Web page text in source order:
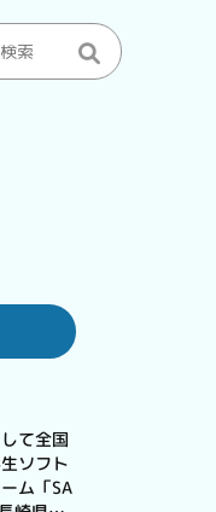
て全国
ソフト
ム「SA